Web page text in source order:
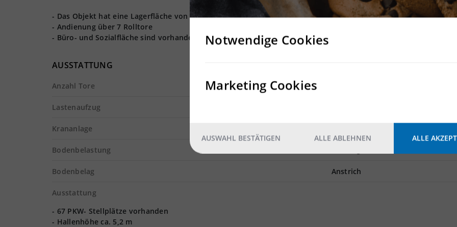
- Das Objekt hat eine Lagerfläche von ca. 5.000 m² und ist für Lagerung und Produktion geeignet
- Andienung über 7 Rolltore
- Büro- und Sozialfläche sind vorhanden
AUSSTATTUNG
Anzahl Tore
Lastenaufzug
Krananlage
Bodenbelastung
Bodenbelag Anstrich
Ausstattung
- 67 PKW- Stellplätze vorhanden
- Hallenhöhe ca. 5,2 m
Notwendige Cookies
Marketing Cookies
AUSWAHL BESTÄTIGEN ALLE ABLEHNEN ALLE